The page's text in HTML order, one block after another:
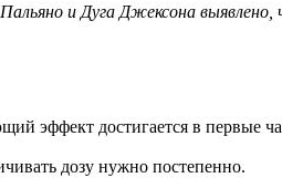
и Дуга Джексона
эффект достигается в первые
дозу нужно постепенно.